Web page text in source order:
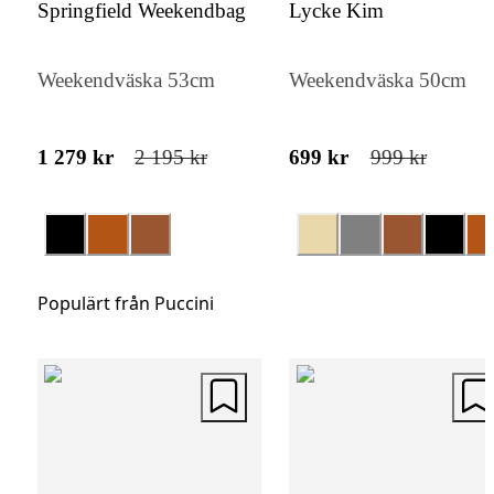
Puccini Lotta Crossover har en diskret
gör den både säker och bekväm. En väska
Springfield Weekendbag
Weekendväska 53cm
1 279 kr 2 195 kr
Lycke Kim
Weekendväska 50cm
699 kr 999 kr
Populärt från Puccini